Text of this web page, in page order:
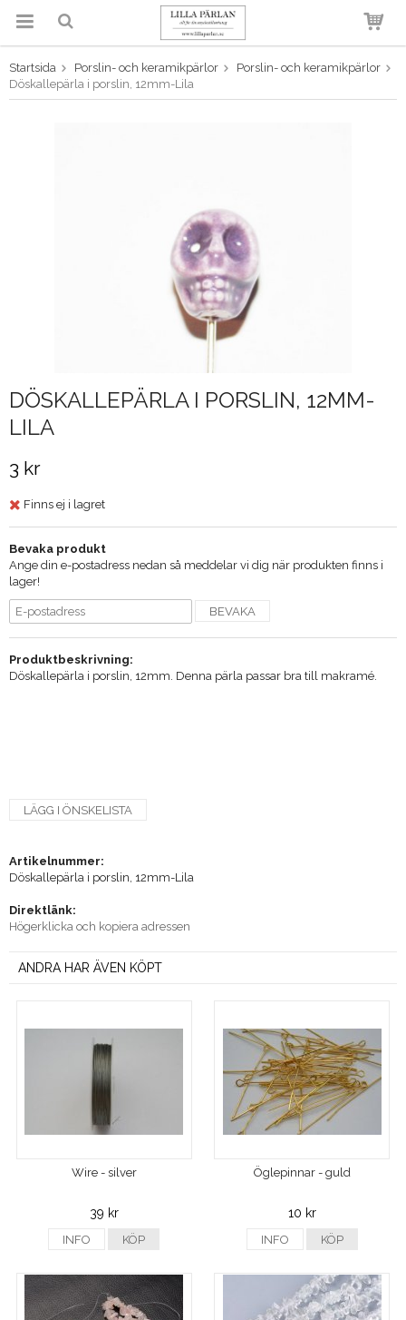
Produkten har blivit tillagd i
varukorgen
Startsida Porslin- och keramikpärlor
Porslin- och keramikpärlor
Döskallepärla i porslin, 12mm-Lila
DÖSKALLEPÄRLA I PORSLIN, 12MM-
LILA
3 kr
Finns ej i lagret
Bevaka produkt
Ange din e-postadress nedan så meddelar vi dig när produkten finns i
lager!
BEVAKA
Produktbeskrivning:
Döskallepärla i porslin, 12mm. Denna pärla passar bra till makramé.
LÄGG I ÖNSKELISTA
Artikelnummer:
Döskallepärla i porslin, 12mm-Lila
Direktlänk:
Högerklicka och kopiera adressen
ANDRA HAR ÄVEN KÖPT
Wire - silver
39 kr
INFO KÖP
Öglepinnar - guld
10 kr
INFO KÖP